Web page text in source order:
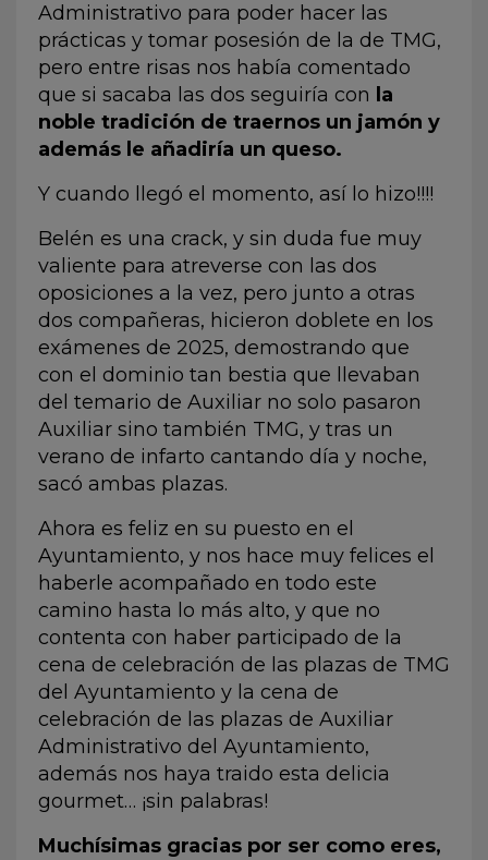
Administrativo para poder hacer las
prácticas y tomar posesión de la de TMG,
pero entre risas nos había comentado
que si sacaba las dos seguiría con la
noble tradición de traernos un jamón y
además le añadiría un queso.
Y cuando llegó el momento, así lo hizo!!!!
Belén es una crack, y sin duda fue muy
valiente para atreverse con las dos
oposiciones a la vez, pero junto a otras
dos compañeras, hicieron doblete en los
exámenes de 2025, demostrando que
con el dominio tan bestia que llevaban
del temario de Auxiliar no solo pasaron
Auxiliar sino también TMG, y tras un
verano de infarto cantando día y noche,
sacó ambas plazas.
Ahora es feliz en su puesto en el
Ayuntamiento, y nos hace muy felices el
haberle acompañado en todo este
camino hasta lo más alto, y que no
contenta con haber participado de la
cena de celebración de las plazas de TMG
del Ayuntamiento y la cena de
celebración de las plazas de Auxiliar
Administrativo del Ayuntamiento,
además nos haya traido esta delicia
gourmet… ¡sin palabras!
Muchísimas gracias por ser como eres,